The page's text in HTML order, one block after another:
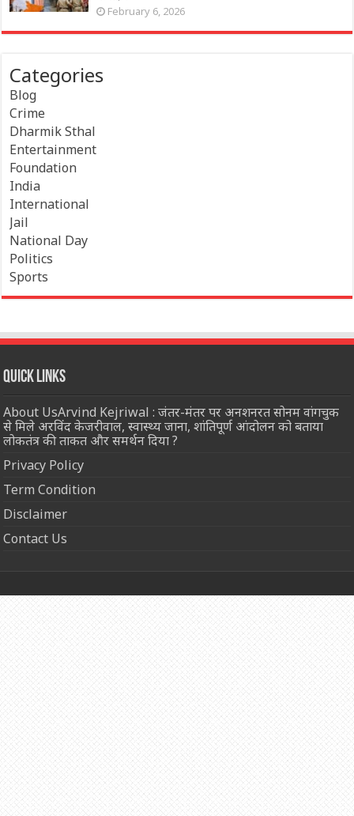
February 6, 2026
Categories
Blog
Crime
Dharmik Sthal
Entertainment
Foundation
India
International
Jail
National Day
Politics
Sports
Quick Links
About UsArvind Kejriwal : जंतर-मंतर पर अनशनरत सोनम वांगचुक
से मिले अरविंद केजरीवाल, स्वास्थ्य जाना, शांतिपूर्ण आंदोलन को बताया
लोकतंत्र की ताकत और समर्थन दिया ?
Privacy Policy
Term Condition
Disclaimer
Contact Us